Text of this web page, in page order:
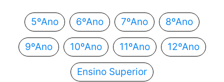
5ºAno 6ºAno 7ºAno 8ºAno
9ºAno 10ºAno 11ºAno 12ºAno
Ensino Superior